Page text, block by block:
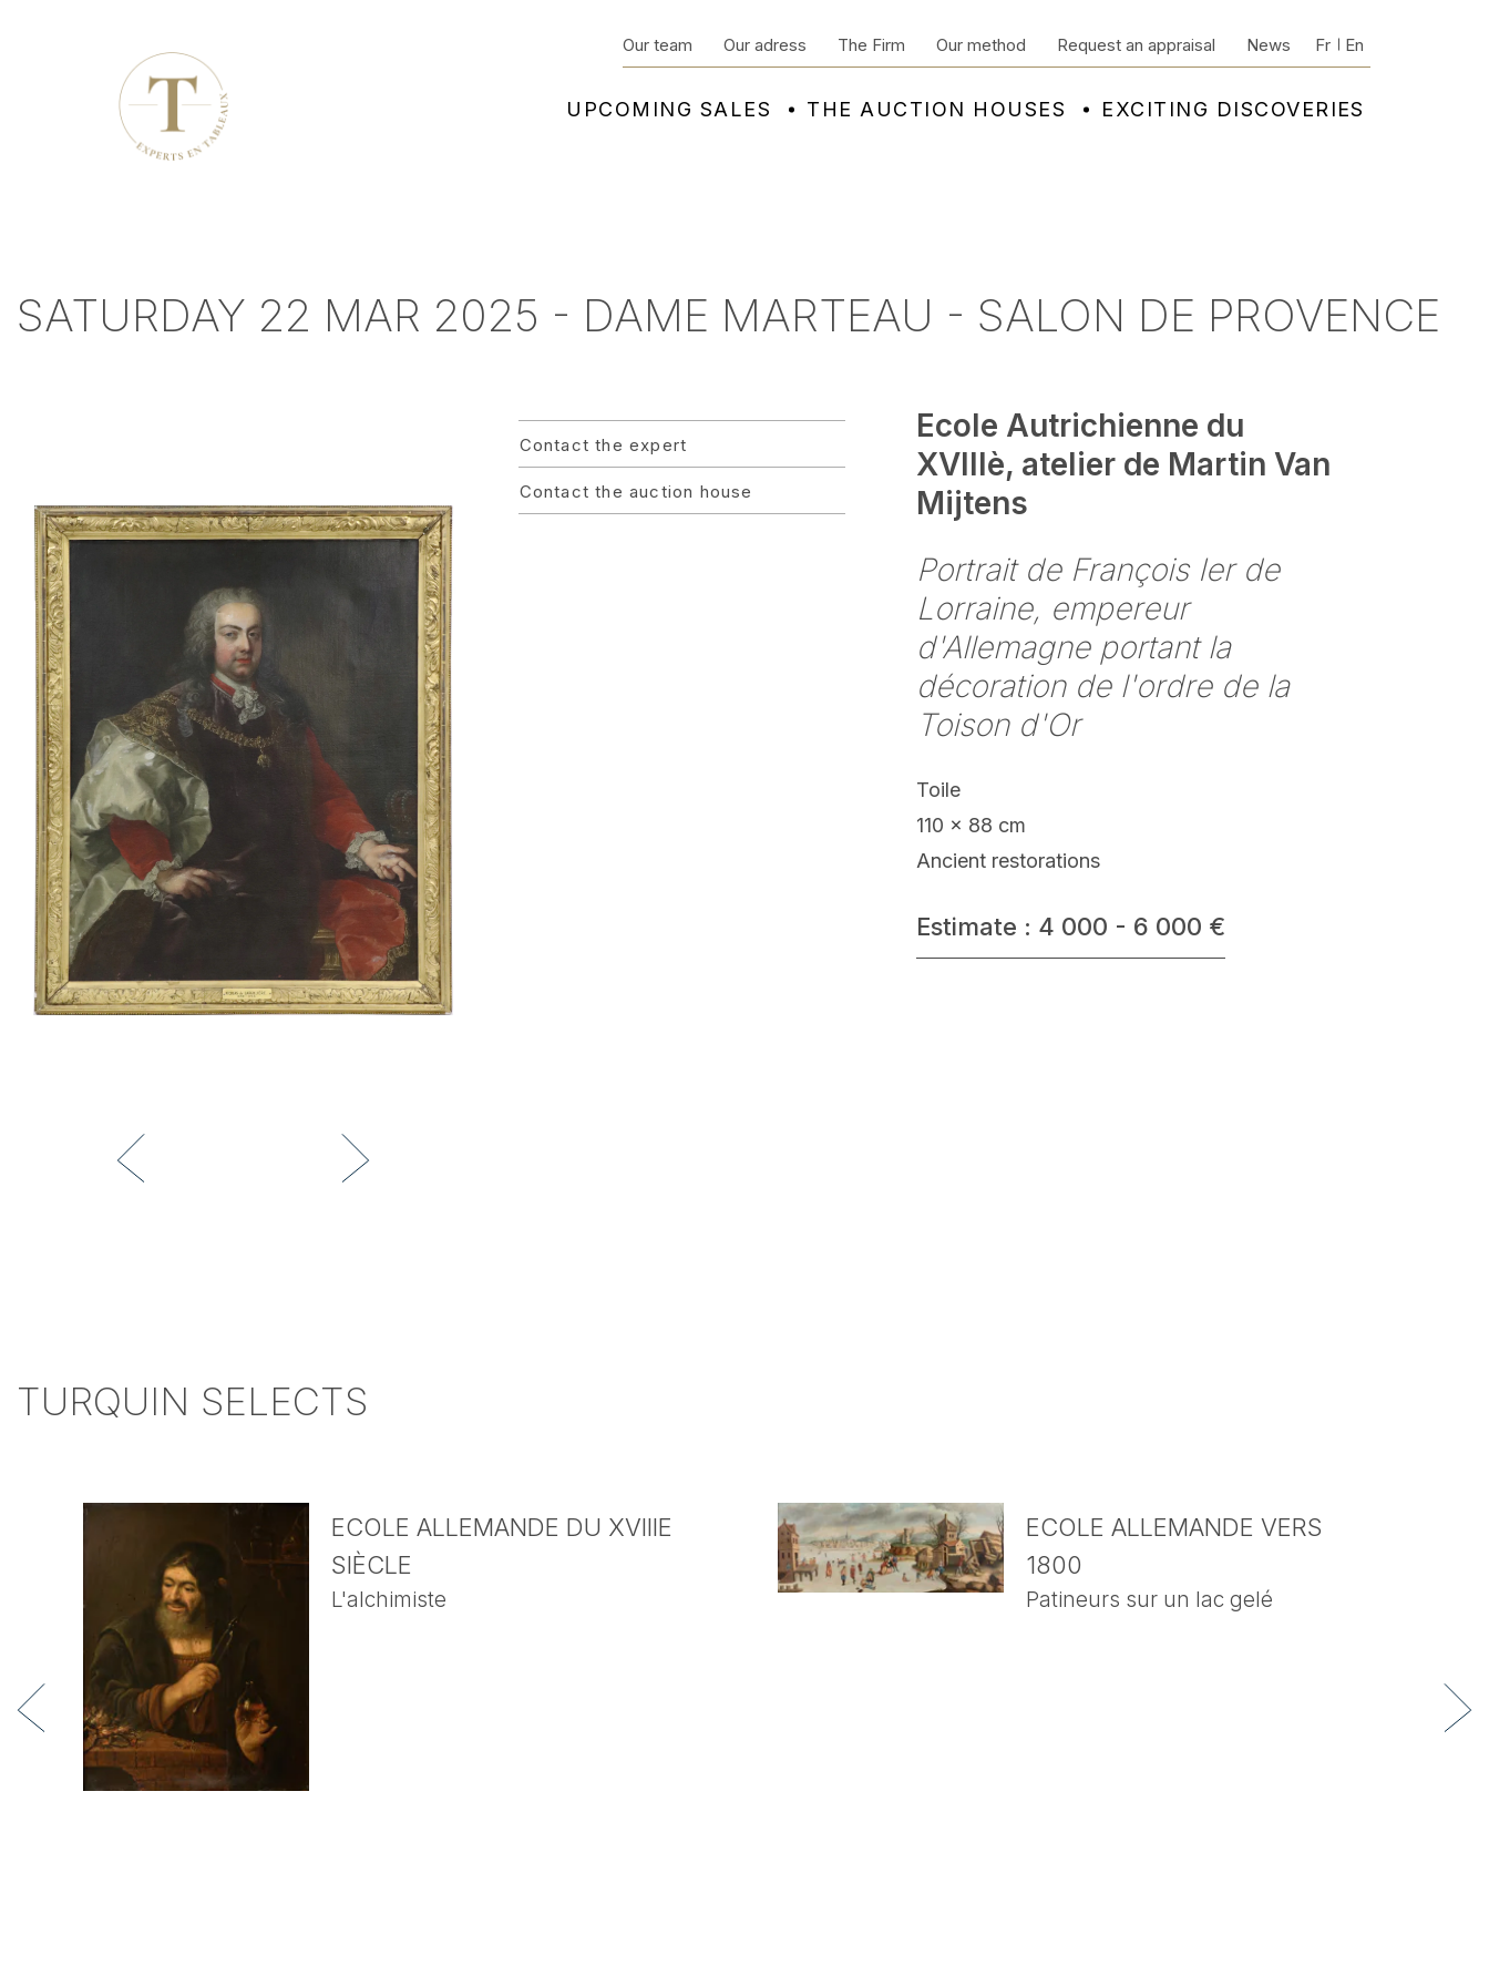
UPCOMING SALES THE AUCTION HOUSES EXCITING DISCOVERIES
Our team Our adress The Firm Our method Request an appraisal News Fr En
SATURDAY 22 MAR 2025 - DAME MARTEAU - SALON DE PROVENCE
Contact the expert
Contact the auction house
Ecole Autrichienne du
XVIIIè, atelier de Martin Van
Mijtens
Portrait de François Ier de
Lorraine, empereur
d'Allemagne portant la
décoration de l'ordre de la
Toison d'Or
Toile
110 x 88 cm
Ancient restorations
Estimate : 4 000 - 6 000 €
TURQUIN SELECTS
ECOLE ALLEMANDE DU XVIIIE
SIÈCLE
L'alchimiste
ECOLE ALLEMANDE VERS
1800
Patineurs sur un lac gelé